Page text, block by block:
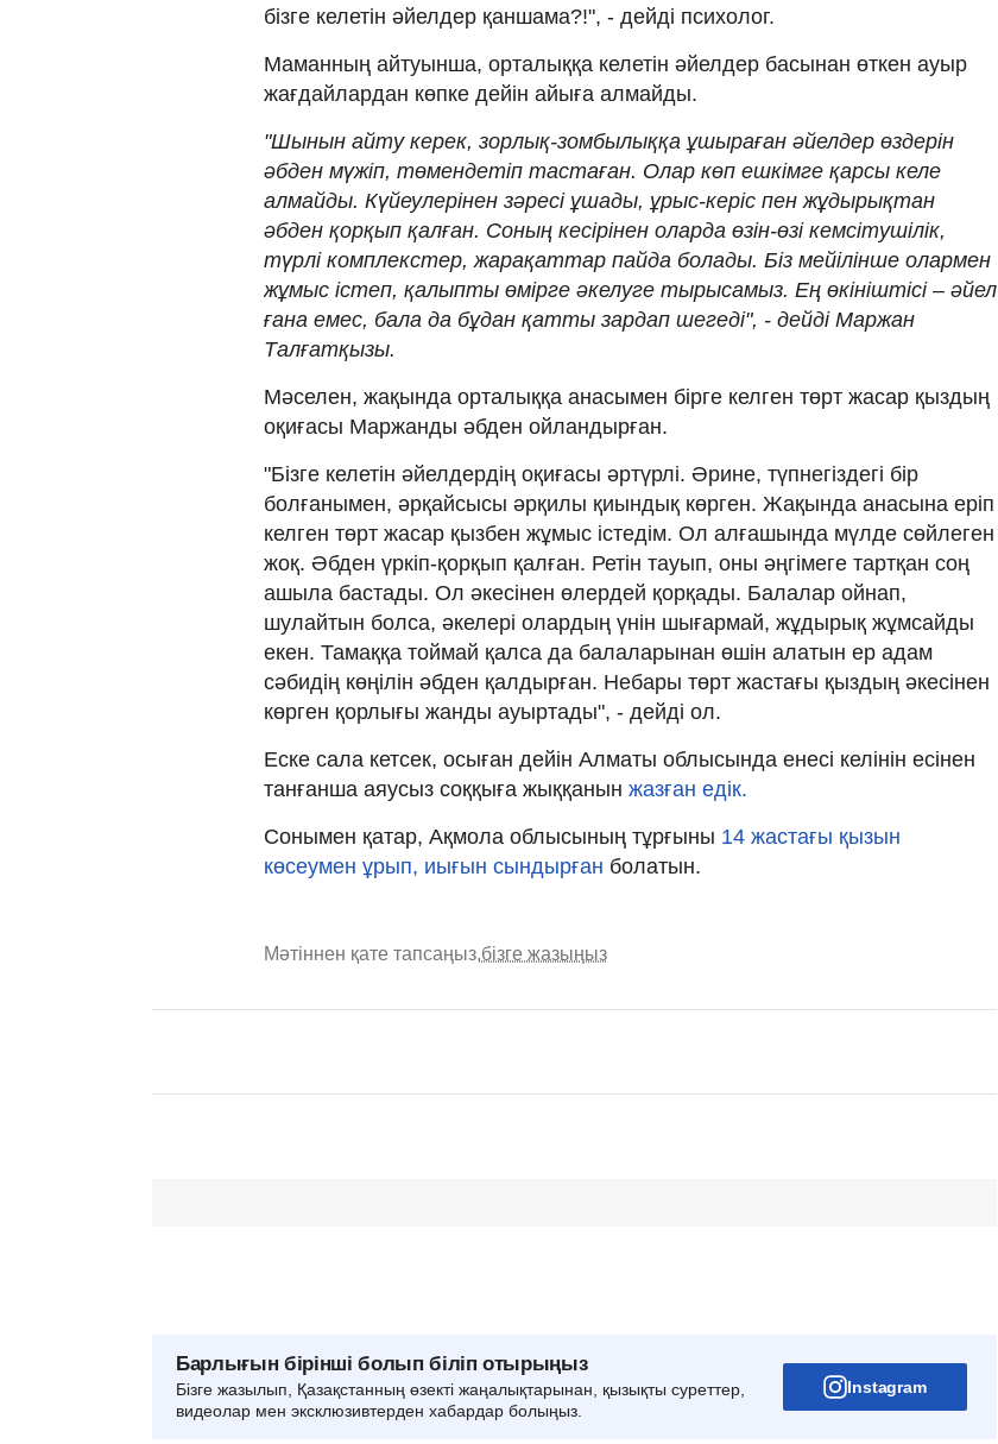
бізге келетін әйелдер қаншама?!", - дейді психолог.
Маманның айтуынша, орталыққа келетін әйелдер басынан өткен ауыр
жағдайлардан көпке дейін айыға алмайды.
"Шынын айту керек, зорлық-зомбылыққа ұшыраған әйелдер өздерін
әбден мүжіп, төмендетіп тастаған. Олар көп ешкімге қарсы келе
алмайды. Күйеулерінен зәресі ұшады, ұрыс-керіс пен жұдырықтан
әбден қорқып қалған. Соның кесірінен оларда өзін-өзі кемсітушілік,
түрлі комплекстер, жарақаттар пайда болады. Біз мейілінше олармен
жұмыс істеп, қалыпты өмірге әкелуге тырысамыз. Ең өкініштісі – әйел
ғана емес, бала да бұдан қатты зардап шегеді", - дейді Маржан
Талғатқызы.
Мәселен, жақында орталыққа анасымен бірге келген төрт жасар қыздың
оқиғасы Маржанды әбден ойландырған.
"Бізге келетін әйелдердің оқиғасы әртүрлі. Әрине, түпнегіздегі бір
болғанымен, әрқайсысы әрқилы қиындық көрген. Жақында анасына еріп
келген төрт жасар қызбен жұмыс істедім. Ол алғашында мүлде сөйлеген
жоқ. Әбден үркіп-қорқып қалған. Ретін тауып, оны әңгімеге тартқан соң
ашыла бастады. Ол әкесінен өлердей қорқады. Балалар ойнап,
шулайтын болса, әкелері олардың үнін шығармай, жұдырық жұмсайды
екен. Тамаққа тоймай қалса да балаларынан өшін алатын ер адам
сәбидің көңілін әбден қалдырған. Небары төрт жастағы қыздың әкесінен
көрген қорлығы жанды ауыртады", - дейді ол.
Еске сала кетсек, осыған дейін Алматы облысында енесі келінін есінен
танғанша аяусыз соққыға жыққанын жазған едік.
Сонымен қатар, Ақмола облысының тұрғыны 14 жастағы қызын
көсеумен ұрып, иығын сындырған болатын.
Мәтіннен қате тапсаңыз,бізге жазыңыз
Барлығын бірінші болып біліп отырыңыз
Бізге жазылып, Қазақстанның өзекті жаңалықтарынан, қызықты суреттер,
видеолар мен эксклюзивтерден хабардар болыңыз.
Instagram